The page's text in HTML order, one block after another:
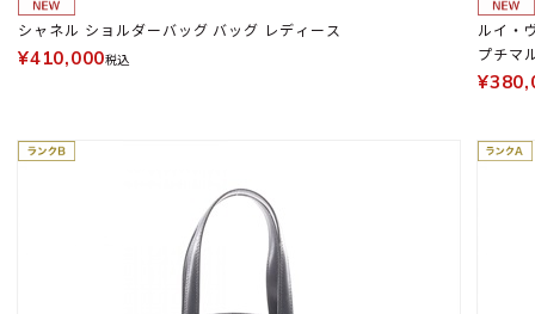
シャネル ショルダーバッグ バッグ レディース
¥410,000税込
ルイ・
プチマ